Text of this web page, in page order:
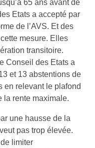
65 ans avant de
Etats a accepté par
de l’AVS. Et des
mesure. Elles
transitoire.
Conseil des Etats a
et 13 abstentions de
en relevant le plafond
la rente maximale.
une hausse de la
pas trop élevée.
limiter